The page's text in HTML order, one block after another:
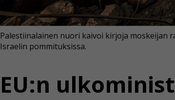
EU:n
Palestiinalainen nuori kaivoi kirjoja moskeijan
Israelin pommituksissa.